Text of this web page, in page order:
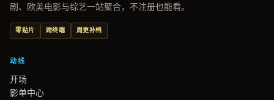
剧、欧美电影与综艺一站聚合，不注册也能看。
零贴片 跨终端 周更补档
动线
开场
影单中心